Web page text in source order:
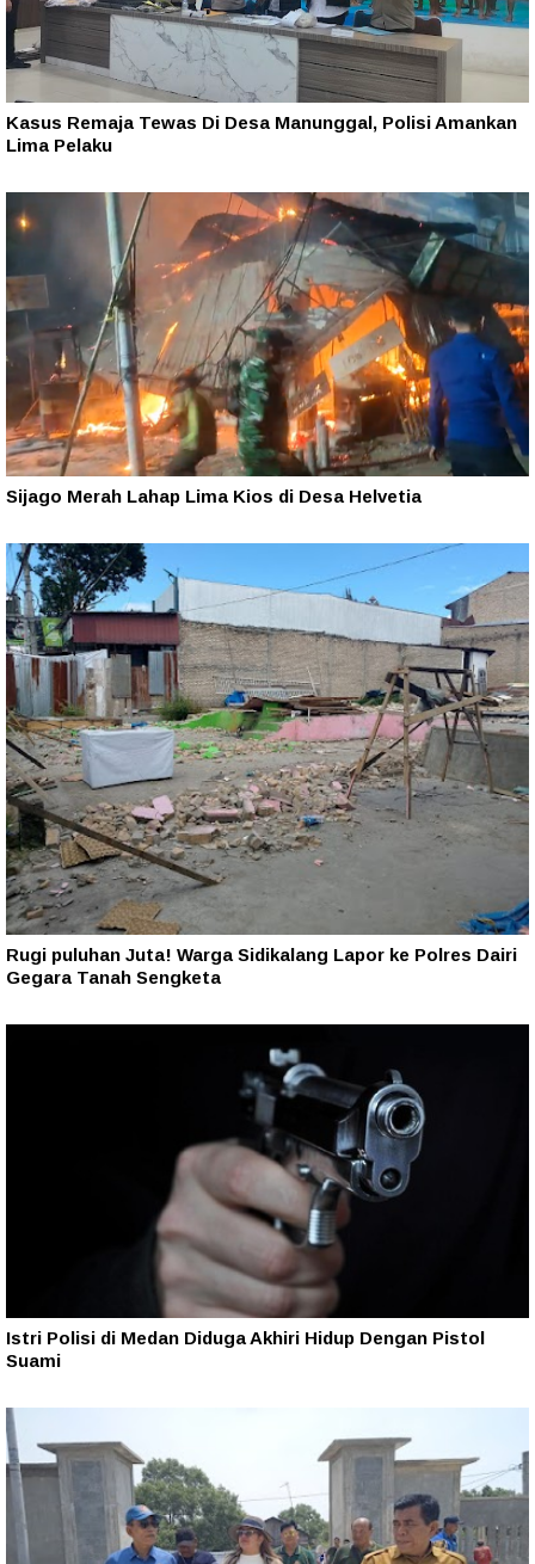
Kasus Remaja Tewas Di Desa Manunggal, Polisi Amankan
Lima Pelaku
Sijago Merah Lahap Lima Kios di Desa Helvetia
Rugi puluhan Juta! Warga Sidikalang Lapor ke Polres Dairi
Gegara Tanah Sengketa
Istri Polisi di Medan Diduga Akhiri Hidup Dengan Pistol
Suami